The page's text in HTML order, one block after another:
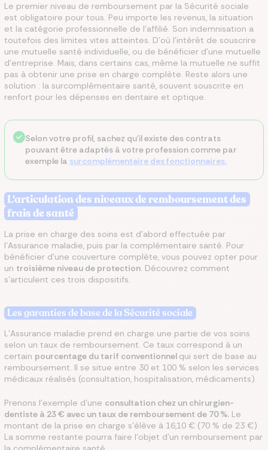
Le premier niveau de remboursement par la Sécurité sociale
est obligatoire pour tous. Peu importe les revenus, la situation
et la catégorie professionnelle de l'affilié. Son indemnisation a
toutefois des limites vites atteintes. D'où l'intérêt de souscrire
une mutuelle santé individuelle, ou de bénéficier d'une mutuelle
d'entreprise. Mais, dans certains cas, même la mutuelle ne suffit
pas à obtenir une prise en charge complète. Reste alors une
solution : la surcomplémentaire santé, souvent souscrite en
renfort pour les dépenses en dentaire et optique.
Selon votre profil, sachez qu'il existe des contrats
pouvant être adaptés à votre profession comme par
exemple la surcomplémentaire des fonctionnaires.
L'articulation des niveaux de remboursement des
frais de santé
La prise en charge des soins est d'abord effectuée par
l'Assurance maladie, puis par la complémentaire santé. Pour
bénéficier d'une couverture complète, vous pouvez opter pour
un troisième niveau de protection. Découvrez comment
s'articulent ces trois dispositifs.
Les garanties de base de la Sécurité sociale
L'Assurance maladie prend en charge une partie de vos soins
selon un taux de remboursement. Ce taux correspond à un
certain pourcentage du tarif conventionnel qui sert de base au
remboursement. Il se situe entre 30 et 100 % selon les services
médicaux réalisés (consultation, hospitalisation, médicaments).
Prenons l'exemple d'une consultation chez un chirurgien-
dentiste à 23 € avec un taux de remboursement de 70 %. Le
montant de la prise en charge s'élève à 16,10 € (70 % de 23 €).
La somme restante pourra faire l'objet d'un remboursement par